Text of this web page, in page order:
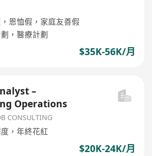
恩恤假，家庭友善假
，醫療計劃
$35K-56K/月
–
Operations
CONSULTING
，年終花紅
$20K-24K/月